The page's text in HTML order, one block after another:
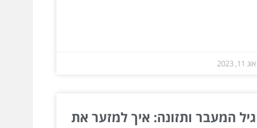
אוג 11, 2023
גיל המעבר ותזונה: איך למזער את